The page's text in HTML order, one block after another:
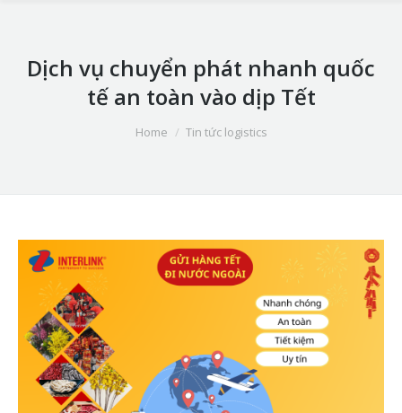
Dịch vụ chuyển phát nhanh quốc
tế an toàn vào dịp Tết
Home Tin tức logistics